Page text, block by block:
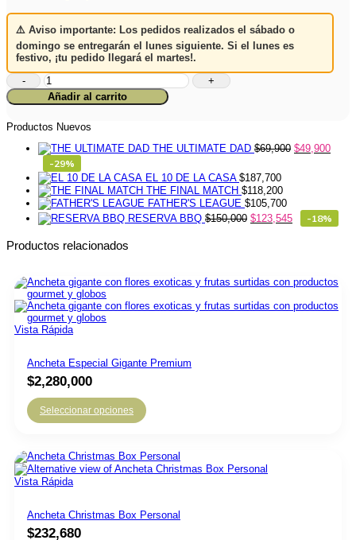
⚠️ Aviso importante: Los pedidos realizados el sábado o
domingo se entregarán el lunes siguiente. Si el lunes es
festivo, ¡tu pedido llegará el martes!.
Ancheta
Tierra
Dorada
Añadir al carrito
Productos Nuevos
THE ULTIMATE DAD $69,900 $49,900
-29%
EL 10 DE LA CASA $187,700
THE FINAL MATCH $118,200
FATHER'S LEAGUE $105,700
RESERVA BBQ $150,000 $123,545 -18%
Productos relacionados
Vista Rápida
Ancheta Especial Gigante Premium
$2,280,000
Seleccionar opciones
Vista Rápida
Ancheta Christmas Box Personal
$232,680